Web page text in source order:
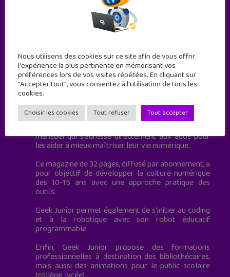
Geek Junior est le premier site de culture numérique
à destination des adolescents.
mensuel qui s’adresse directement aux ados pour
les aider à mieux maîtriser leur vie numérique.
Ce magazine de 32 pages, diffusé par abonnement, a
pour objectif de développer la culture numérique
des 10-15 ans avec une approche pratique des
outils.
Geek Junior permet également de s'initier au coding
et à la robotique avec son robot éducatif
programmable.
Enfin, Geek Junior propose des formations
professionnelles à destination des bibliothécaires,
mais aussi des animations pour le public scolaire
Nous utilisons des cookies sur ce site afin de vous offrir
l'expérience la plus pertinente en mémorisant vos
préférences lors de vos visites répétées. En cliquant sur
"Accepter tout", vous consentez à l'utilisation de tous les
cookies.
Choisir les cookies Tout refuser Tout accepter